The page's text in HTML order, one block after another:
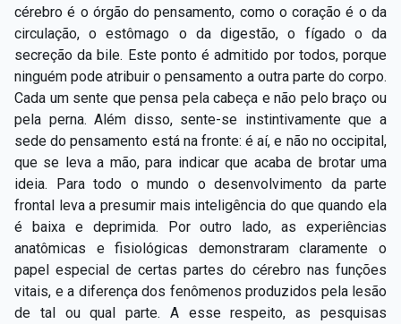
cérebro é o órgão do pensamento, como o coração é o da
circulação, o estômago o da digestão, o fígado o da
secreção da bile. Este ponto é admitido por todos, porque
ninguém pode atribuir o pensamento a outra parte do corpo.
Cada um sente que pensa pela cabeça e não pelo braço ou
pela perna. Além disso, sente-se instintivamente que a
sede do pensamento está na fronte: é aí, e não no occipital,
que se leva a mão, para indicar que acaba de brotar uma
ideia. Para todo o mundo o desenvolvimento da parte
frontal leva a presumir mais inteligência do que quando ela
é baixa e deprimida. Por outro lado, as experiências
anatômicas e fisiológicas demonstraram claramente o
papel especial de certas partes do cérebro nas funções
vitais, e a diferença dos fenômenos produzidos pela lesão
de tal ou qual parte. A esse respeito, as pesquisas